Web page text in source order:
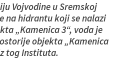
Vojvodine u Sremskoj
na hidrantu koji se nalazi
„Kamenica 3“, voda je
objekta „Kamenica
tog Instituta.